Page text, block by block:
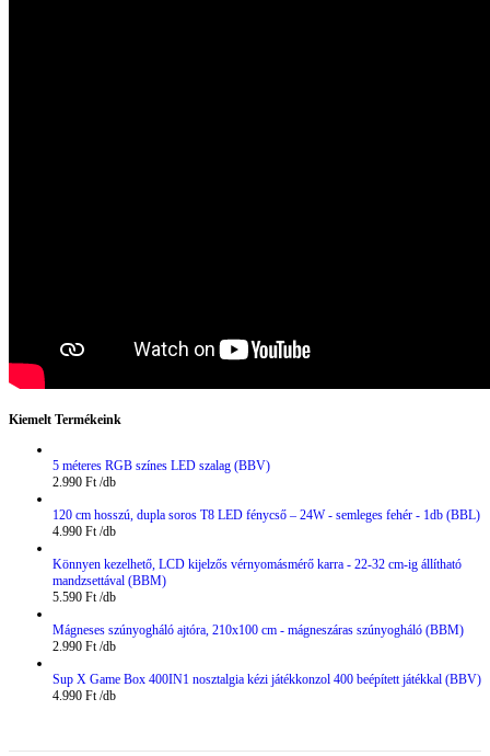
Kiemelt Termékeink
5 méteres RGB színes LED szalag (BBV)
2.990 Ft
120 cm hosszú, dupla soros T8 LED fénycső – 24W - semleges fehér - 1db (BBL)
4.990 Ft
Könnyen kezelhető, LCD kijelzős vérnyomásmérő karra - 22-32 cm-ig állítható
mandzsettával (BBM)
5.590 Ft
Mágneses szúnyogháló ajtóra, 210x100 cm - mágneszáras szúnyogháló (BBM)
2.990 Ft
Sup X Game Box 400IN1 nosztalgia kézi játékkonzol 400 beépített játékkal (BBV)
4.990 Ft